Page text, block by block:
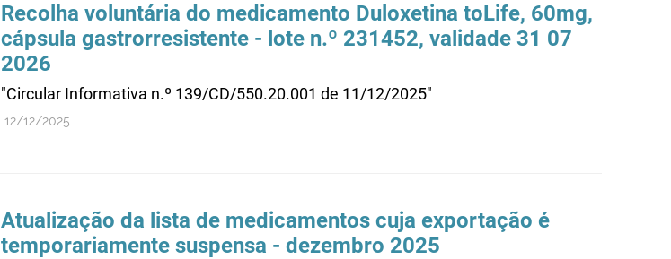
Recolha voluntária do medicamento Duloxetina toLife, 60mg,
cápsula gastrorresistente - lote n.º 231452, validade 31 07
2026
"Circular Informativa n.º 139/CD/550.20.001 de 11/12/2025"
12/12/2025
Atualização da lista de medicamentos cuja exportação é
temporariamente suspensa - dezembro 2025